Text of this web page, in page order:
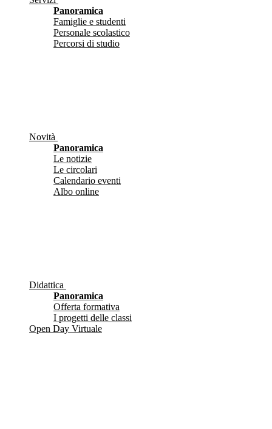
Panoramica
Famiglie e studenti
Personale scolastico
Percorsi di studio
Novità
Panoramica
Le notizie
Le circolari
Calendario eventi
Albo online
Didattica
Panoramica
Offerta formativa
I progetti delle classi
Open Day Virtuale